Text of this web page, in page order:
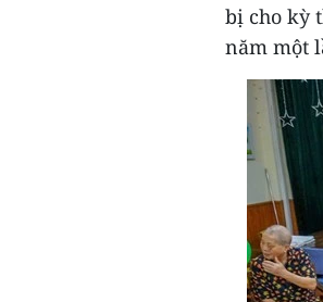
bị cho kỳ
năm một